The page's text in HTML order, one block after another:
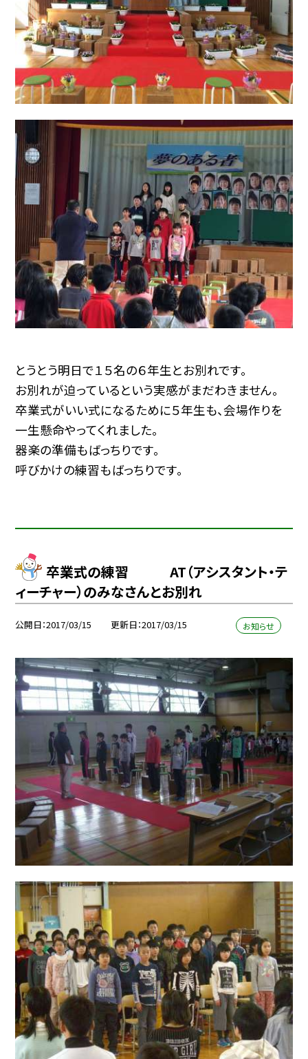
とうとう明日で１５名の６年生とお別れです。
お別れが迫っているという実感がまだわきません。
卒業式がいい式になるために５年生も、会場作りを
一生懸命やってくれました。
器楽の準備もばっちりです。
呼びかけの練習もばっちりです。
卒業式の練習 AT（アシスタント・テ
ィーチャー）のみなさんとお別れ
公開日 2017/03/15 更新日 2017/03/15 お知らせ